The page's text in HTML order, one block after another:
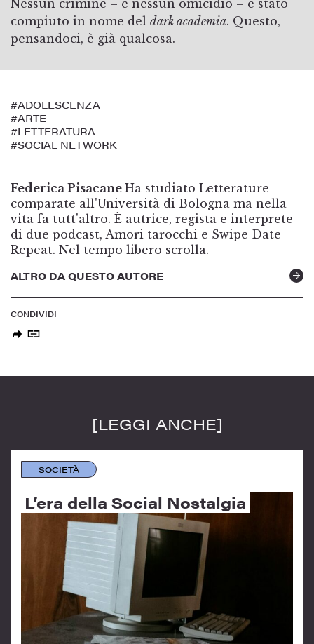
Nessun crimine – e nessun omicidio – è stato
compiuto in nome del dark academia. Questo,
pensandoci, è già qualcosa.
#ADOLESCENZA
#ARTE
#LETTERATURA
#SOCIAL NETWORK
Federica Pisacane Ha studiato Letterature
comparate all'Università di Bologna ma nella
vita fa tutt'altro. È autrice, regista e interprete
di due podcast, Amori tarocchi e Swipe Date
Repeat. Nel tempo libero scrolla.
ALTRO DA QUESTO AUTORE
CONDIVIDI
[LEGGI ANCHE]
SOCIETÀ
L’era della Social Nostalgia